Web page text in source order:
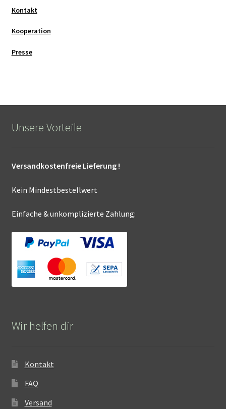
Kontakt
Kooperation
Presse
Unsere Vorteile
Versandkostenfreie Lieferung !
Kein Mindestbestellwert
Einfache & unkomplizierte Zahlung:
Wir helfen dir
Kontakt
FAQ
Versand